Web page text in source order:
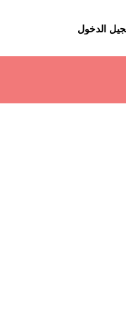
الدخول